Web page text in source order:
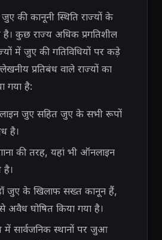
की कानूनी स्थिति राज्यों के
है। कुछ राज्य अधिक प्रगतिशील
में जुए की गतिविधियों पर कड़े
प्रतिबंध वाले राज्यों का
गया है:
जुए सहित जुए के सभी रूपों
है।
की तरह, यहां भी ऑनलाइन
है।
जुए के खिलाफ सख्त कानून हैं,
घोषित किया गया है।
में सार्वजनिक स्थानों पर जुआ